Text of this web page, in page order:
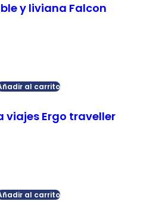
y liviana Falcon
al carrito
viajes Ergo traveller
al carrito